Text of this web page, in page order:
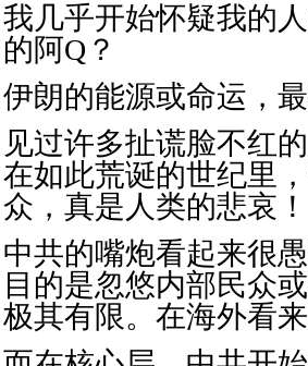
我几乎开始怀疑我的
的阿Q？
伊朗的能源或命运，
见过许多扯谎脸不红
在如此荒诞的世纪里
众，真是人类的悲哀！
中共的嘴炮看起来很
目的是忽悠内部民众
极其有限。在海外看